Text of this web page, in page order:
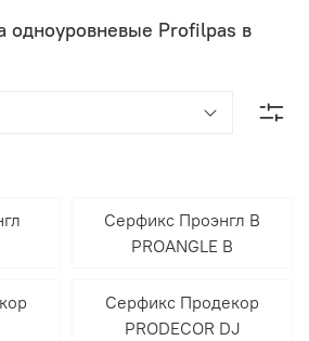
одноуровневые Profilpas в
Серфикс Проэнгл В
PROANGLE B
Серфикс Продекор
PRODECOR DJ